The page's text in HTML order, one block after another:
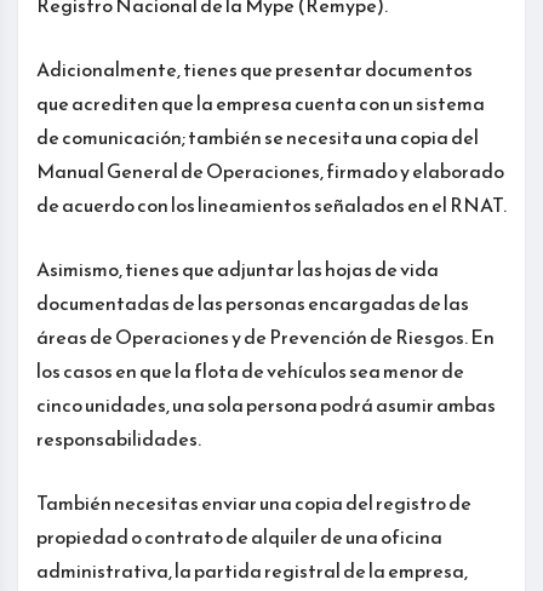
Adicionalmente, tienes que presentar documentos
que acrediten que la empresa cuenta con un sistema
de comunicación; también se necesita una copia del
Manual General de Operaciones, firmado y elaborado
de acuerdo con los lineamientos señalados en el RNAT.
Asimismo, tienes que adjuntar las hojas de vida
documentadas de las personas encargadas de las
áreas de Operaciones y de Prevención de Riesgos. En
los casos en que la flota de vehículos sea menor de
cinco unidades, una sola persona podrá asumir ambas
responsabilidades.
También necesitas enviar una copia del registro de
propiedad o contrato de alquiler de una oficina
administrativa, la partida registral de la empresa,